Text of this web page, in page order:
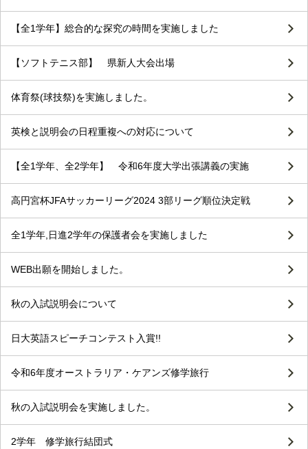
【全1学年】総合的な探究の時間を実施しました
【ソフトテニス部】 県新人大会出場
体育祭(球技祭)を実施しました。
英検と説明会の日程重複への対応について
【全1学年、全2学年】 令和6年度大学出張講義の実施
高円宮杯JFAサッカーリーグ2024 3部リーグ順位決定戦
全1学年,日進2学年の保護者会を実施しました
WEB出願を開始しました。
秋の入試説明会について
日大英語スピーチコンテスト入賞!!
令和6年度オーストラリア・ケアンズ修学旅行
秋の入試説明会を実施しました。
2学年 修学旅行結団式